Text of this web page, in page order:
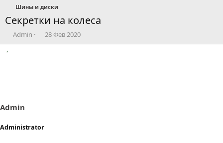
Шины и диски
Секретки на колеса
А
в
ы
Admin
Д
а
28 Фев 2020
Admin
Administrator